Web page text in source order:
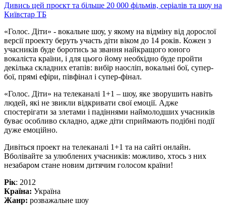
Дивись цей проєкт та більше 20 000 фільмів, серіалів та шоу на
Київстар ТБ
«Голос. Діти» - вокальне шоу, у якому на відміну від дорослої
версії проекту беруть участь діти віком до 14 років. Кожен з
учасників буде боротись за звання найкращого юного
вокаліста країни, і для цього йому необхідно буде пройти
декілька складних етапів: вибір наосліп, вокальні бої, супер-
бої, прямі ефіри, півфінал і супер-фінал.
«Голос. Діти» на телеканалі 1+1 – шоу, яке зворушить навіть
людей, які не звикли відкривати свої емоції. Адже
спостерігати за злетами і падіннями наймолодших учасників
буває особливо складно, адже діти сприймають подібні події
дуже емоційно.
Дивіться проект на телеканалі 1+1 та на сайті онлайн.
Вболівайте за улюблених учасників: можливо, хтось з них
незабаром стане новим дитячим голосом країни!
Рік: 2012
Країна: Україна
Жанр: розважальне шоу